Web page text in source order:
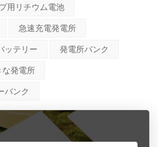
用リチウム電池
急速充電発電所
ッテリー 発電所バンク
な発電所
バンク